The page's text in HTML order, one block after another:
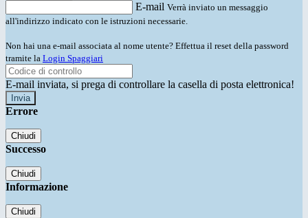
E-mail Verrà inviato un messaggio
all'indirizzo indicato con le istruzioni necessarie.
Non hai una e-mail associata al nome utente? Effettua il reset della password
tramite la Login Spaggiari
E-mail inviata, si prega di controllare la casella di posta elettronica!
Errore
Chiudi
Successo
Chiudi
Informazione
Chiudi